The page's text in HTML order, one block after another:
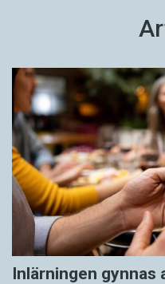
Inlärningen gynnas